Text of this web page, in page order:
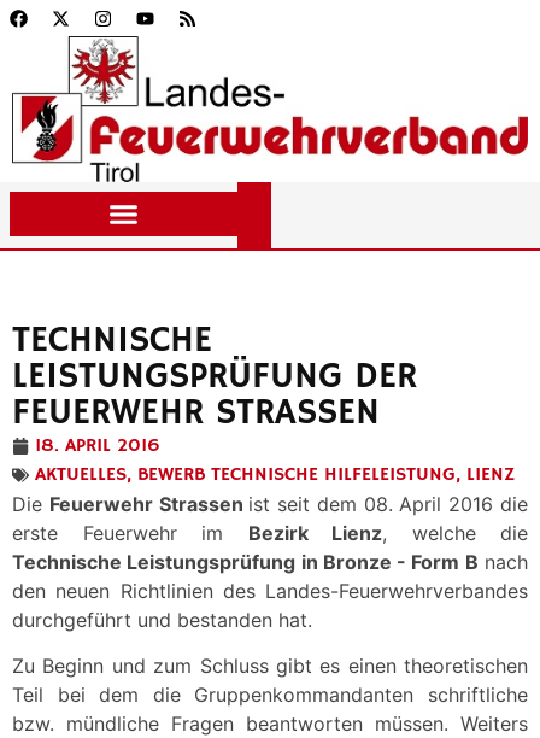
TECHNISCHE
LEISTUNGSPRÜFUNG DER
FEUERWEHR STRASSEN
18. APRIL 2016
AKTUELLES, BEWERB TECHNISCHE HILFELEISTUNG, LIENZ
Die Feuerwehr Strassen ist seit dem 08. April 2016 die
erste Feuerwehr im Bezirk Lienz, welche die
Technische Leistungsprüfung in Bronze - Form B nach
den neuen Richtlinien des Landes-Feuerwehrverbandes
durchgeführt und bestanden hat.
Zu Beginn und zum Schluss gibt es einen theoretischen
Teil bei dem die Gruppenkommandanten schriftliche
bzw. mündliche Fragen beantworten müssen. Weiters